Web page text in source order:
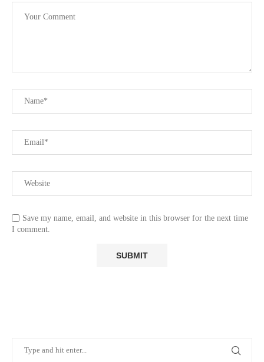
Save my name, email, and website in this browser for the next time
I comment.